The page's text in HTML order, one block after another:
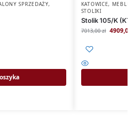
SPRZEDAŻY,
KATOWICE,
STOLIKI
Stolik 105/K
7013,00zł